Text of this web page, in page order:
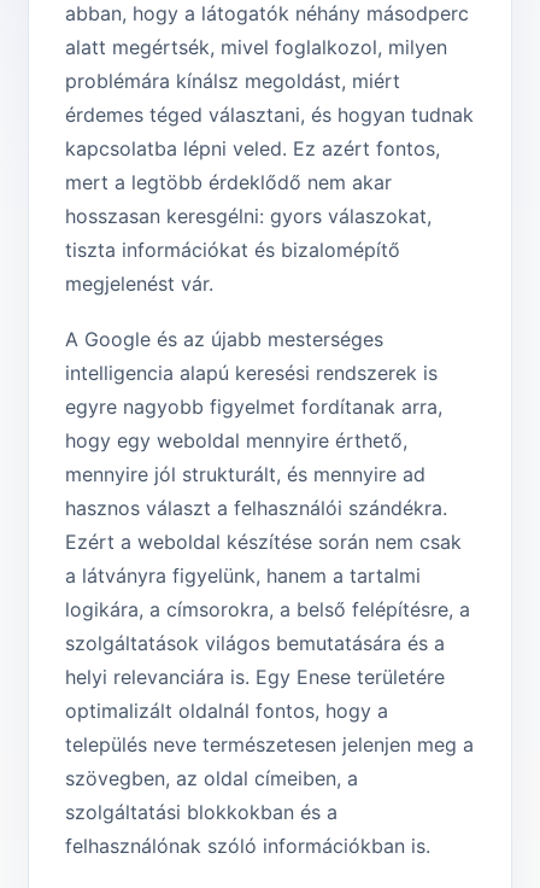
abban, hogy a látogatók néhány másodperc
alatt megértsék, mivel foglalkozol, milyen
problémára kínálsz megoldást, miért
érdemes téged választani, és hogyan tudnak
kapcsolatba lépni veled. Ez azért fontos,
mert a legtöbb érdeklődő nem akar
hosszasan keresgélni: gyors válaszokat,
tiszta információkat és bizalomépítő
megjelenést vár.
A Google és az újabb mesterséges
intelligencia alapú keresési rendszerek is
egyre nagyobb figyelmet fordítanak arra,
hogy egy weboldal mennyire érthető,
mennyire jól strukturált, és mennyire ad
hasznos választ a felhasználói szándékra.
Ezért a weboldal készítése során nem csak
a látványra figyelünk, hanem a tartalmi
logikára, a címsorokra, a belső felépítésre, a
szolgáltatások világos bemutatására és a
helyi relevanciára is. Egy Enese területére
optimalizált oldalnál fontos, hogy a
település neve természetesen jelenjen meg a
szövegben, az oldal címeiben, a
szolgáltatási blokkokban és a
felhasználónak szóló információkban is.